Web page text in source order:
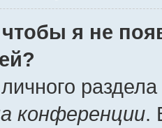
чтобы я не
конференции.